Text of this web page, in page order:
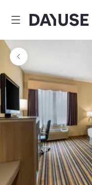
Dayuse